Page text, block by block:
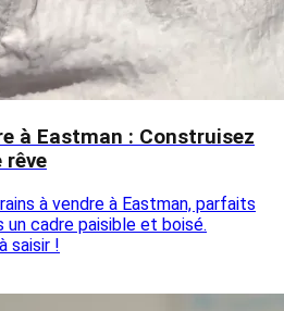
à Eastman : Construisez
rêve
à vendre à Eastman, parfaits
un cadre paisible et boisé.
saisir !